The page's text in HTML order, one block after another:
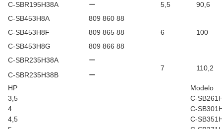
C-SBR195H38A
ー 5,5
90,6
C-SB453H8A
809 860 88
6
100
C-SB453H8F
809 865 88
C-SB453H8G
809 866 88
C-SBR235H38A
ー
7
110,2
C-SBR235H38B
ー
HP
Modelo
3,5
C-
4
C-
4,5
C-